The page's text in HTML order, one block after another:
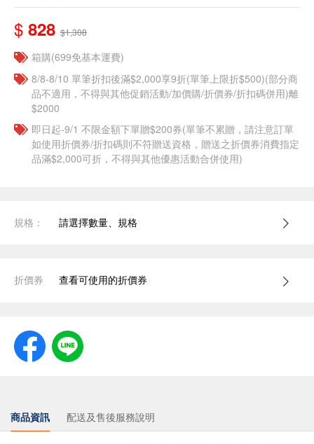
$ 828 $1,308
箱購(699免基本運費)
8/8-8/10 單筆折扣後滿$2,000享9折(單筆上限折$500)(部分商
品不適用，不得與其他促銷活動/加價購/折價券/折扣碼併用)離
$2000
即日起-9/1 不限金額下單贈$200券(單筆不累贈，請注意訂單
如使用折價券/折扣碼則不符贈送資格，贈送之折價券消費指定
品滿$2,000可折，不得與其他優惠活動合併使用)
規格： 請選擇數量、規格
折價券 查看可使用的折價券
商品資訊 配送及售後服務說明